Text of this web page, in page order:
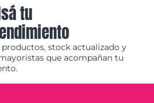
tu
productos, stock actualizado y
que acompañan tu